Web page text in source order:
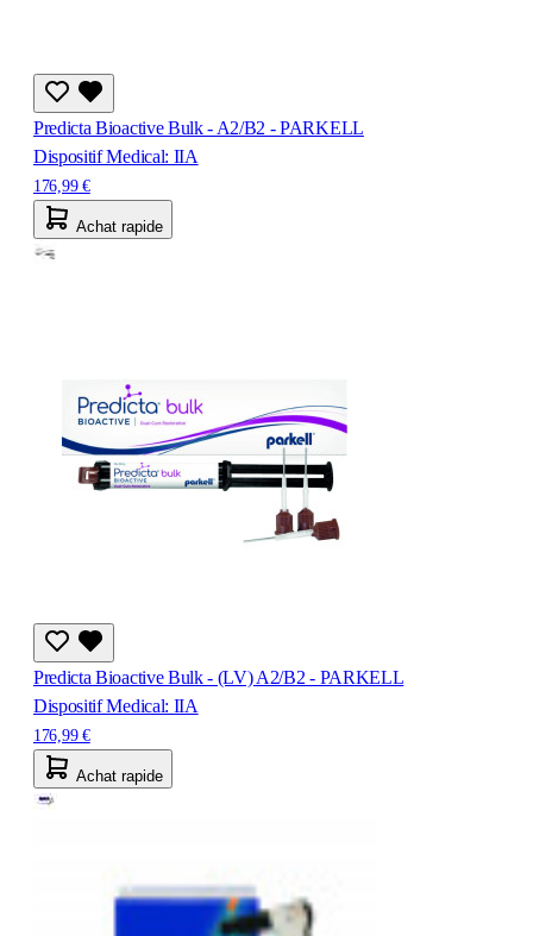
Predicta Bioactive Bulk - A2/B2 - PARKELL
Dispositif Medical: IIA
176,99 €
Achat rapide
Predicta Bioactive Bulk - (LV) A2/B2 - PARKELL
Dispositif Medical: IIA
176,99 €
Achat rapide